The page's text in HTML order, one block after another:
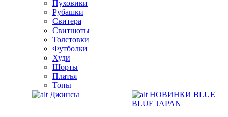
Пуховики
Рубашки
Свитера
Свитшоты
Толстовки
Футболки
Худи
Шорты
Платья
Топы
Джинсы
НОВИНКИ BLUE
BLUE JAPAN